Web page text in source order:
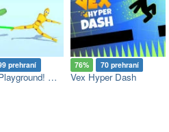
prehraní
People Playground! Ragdoll Arena!
76% 70 prehraní
Vex Hyper Dash